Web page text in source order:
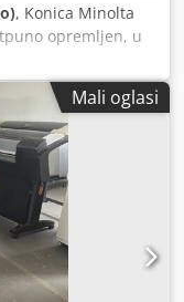
, Konica Minolta
opremljen, u
Oprema: - PF
rabljenih
u pakiranju
bismo zajamčili da
stanju. Naša
i po zahtjevu
Hn Iekkorf
Mali oglasi